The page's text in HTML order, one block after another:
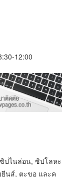
12:00
ไนล่อน, ซิปโลหะ
ยีนส์, ตะขอ และค